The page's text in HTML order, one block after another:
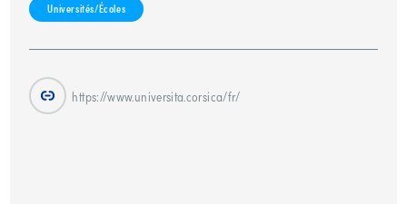
Universités/Écoles
https://www.universita.corsica/fr/